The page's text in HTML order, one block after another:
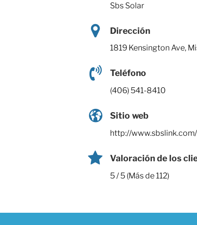
Sbs Solar
Dirección
1819 Kensington Ave,
Teléfono
(406) 541-8410
Sitio web
http://www.sbslink.com/
Valoración de los
5 / 5 (Más de 112)